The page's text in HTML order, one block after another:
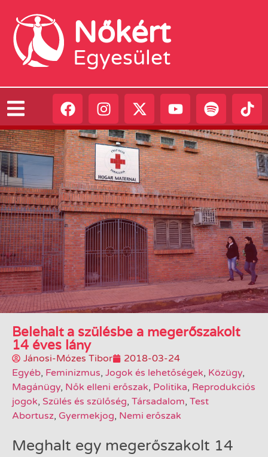
Nőkért
Egyesület
Belehalt a szülésbe a megerőszakolt
14 éves lány
Jánosi-Mózes Tibor
2018-03-24
Egyéb, Feminizmus, Jogok és lehetőségek, Közügy,
Magánügy, Nők elleni erőszak, Politika, Reprodukciós
jogok, Szülés és szülőség, Társadalom, Test
Abortusz, Gyermekjog, Nemi erőszak
Meghalt egy megerőszakolt 14